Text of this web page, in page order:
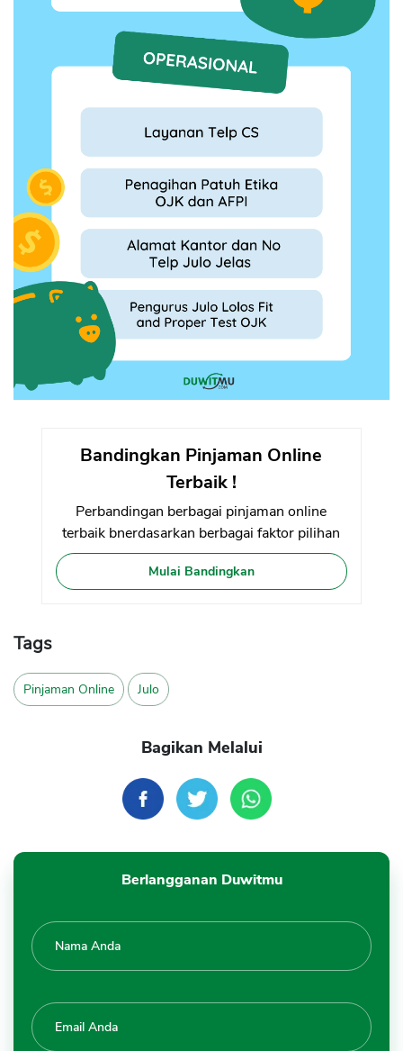
Bandingkan Pinjaman Online
Terbaik !
Perbandingan berbagai pinjaman online
terbaik bnerdasarkan berbagai faktor pilihan
Mulai Bandingkan
Tags
Pinjaman Online Julo
Bagikan Melalui
Berlangganan Duwitmu